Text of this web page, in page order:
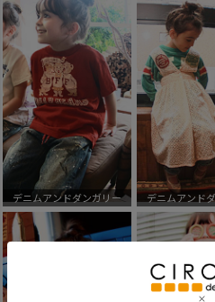
デニムアンドダンガリー デニムアンド